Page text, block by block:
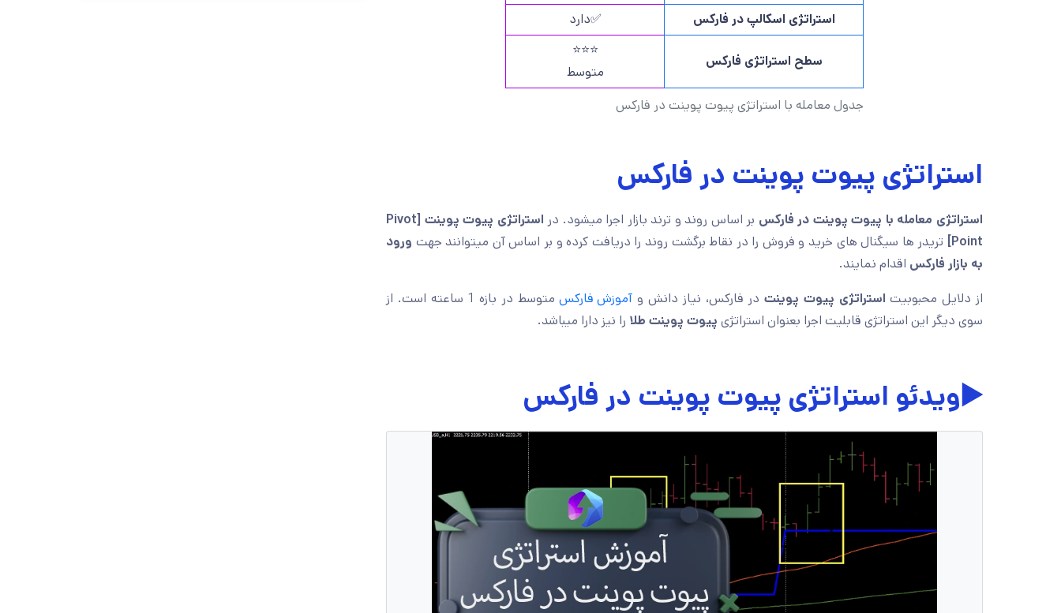
جدول معامله با استراتژی پیوت پوینت در فارکس
استراتژی اسکالپ در فارکس ✅دارد
سطح استراتژی فارکس
⭐⭐⭐
متوسط
استراتژی پیوت پوینت در فارکس
استراتژی معامله با پیوت پوینت در فارکس بر اساس روند و ترند بازار اجرا میشود. در
استراتژی پیوت پوینت [Pivot
Point] تریدر ها سیگنال های خرید و فروش را در نقاط برگشت روند را دریافت کرده و بر اساس آن میتوانند جهت ورود
به بازار فارکس اقدام نمایند.
از دلایل محبوبیت استراتژی پیوت پوینتدر فارکس، نیاز دانش و آموزش فارکس
متوسط در بازه 1 ساعته است. از
سوی دیگر این استراتژی قابلیت اجرا بعنوان استراتژی پیوت پوینت طلا را نیز دارا میباشد.
▶️ویدئو استراتژی پیوت پوینت در فارکس